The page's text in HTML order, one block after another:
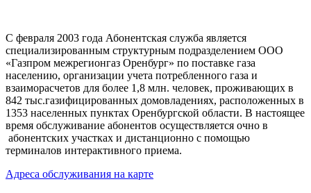
С февраля 2003 года Абонентская служба является
специализированным структурным подразделением ООО
«Газпром межрегионгаз Оренбург» по поставке газа
населению, организации учета потребленного газа и
взаиморасчетов для более 1,8 млн. человек, проживающих в
842 тыс.газифицированных домовладениях, расположенных в
1353 населенных пунктах Оренбургской области. В настоящее
время обслуживание абонентов осуществляется очно в
абонентских участках и дистанционно с помощью
терминалов интерактивного приема.
Адреса обслуживания на карте